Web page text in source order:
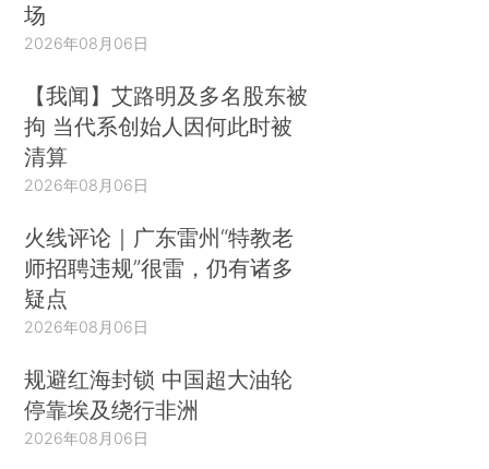
场
2026年08月06日
【我闻】艾路明及多名股东被
拘 当代系创始人因何此时被
清算
2026年08月06日
火线评论｜广东雷州“特教老
师招聘违规”很雷，仍有诸多
疑点
2026年08月06日
规避红海封锁 中国超大油轮
停靠埃及绕行非洲
2026年08月06日